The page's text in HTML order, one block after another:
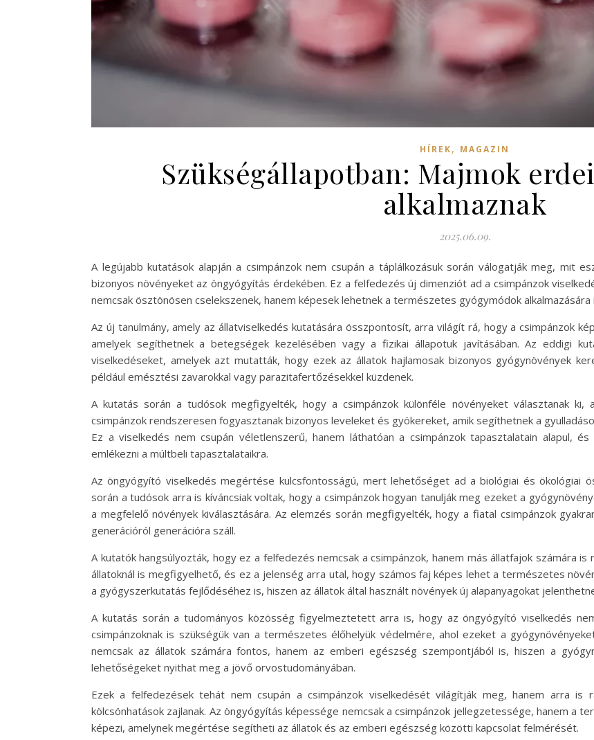
HÍREK, MAGAZIN
Szükségállapotban: Majmok
alkalmaznak
2025.06.09.
A legújabb kutatások alapján a csimpánzok nem csupán a táplálkozásuk során válogatják meg, mit
bizonyos növényeket az öngyógyítás érdekében. Ez a felfedezés új dimenziót ad a csimpánzok
nemcsak ösztönösen cselekszenek, hanem képesek lehetnek a természetes gyógymódok alkalmazására
Az új tanulmány, amely az állatviselkedés kutatására összpontosít, arra világít rá, hogy a csimpánzok
amelyek segíthetnek a betegségek kezelésében vagy a fizikai állapotuk javításában. Az eddigi
viselkedéseket, amelyek azt mutatták, hogy ezek az állatok hajlamosak bizonyos gyógynövények
például emésztési zavarokkal vagy parazitafertőzésekkel küzdenek.
A kutatás során a tudósok megfigyelték, hogy a csimpánzok különféle növényeket választanak ki,
csimpánzok rendszeresen fogyasztanak bizonyos leveleket és gyökereket, amik segíthetnek a
Ez a viselkedés nem csupán véletlenszerű, hanem láthatóan a csimpánzok tapasztalatain alapul,
emlékezni a múltbeli tapasztalataikra.
Az öngyógyító viselkedés megértése kulcsfontosságú, mert lehetőséget ad a biológiai és ökológiai
során a tudósok arra is kíváncsiak voltak, hogy a csimpánzok hogyan tanulják meg ezeket a
a megfelelő növények kiválasztására. Az elemzés során megfigyelték, hogy a fiatal csimpánzok
generációról generációra száll.
A kutatók hangsúlyozták, hogy ez a felfedezés nemcsak a csimpánzok, hanem más állatfajok számára
állatoknál is megfigyelhető, és ez a jelenség arra utal, hogy számos faj képes lehet a természetes
a gyógyszerkutatás fejlődéséhez is, hiszen az állatok által használt növények új alapanyagokat
A kutatás során a tudományos közösség figyelmeztetett arra is, hogy az öngyógyító viselkedés
csimpánzoknak is szükségük van a természetes élőhelyük védelmére, ahol ezeket a
nemcsak az állatok számára fontos, hanem az emberi egészség szempontjából is, hiszen a
lehetőségeket nyithat meg a jövő orvostudományában.
Ezek a felfedezések tehát nem csupán a csimpánzok viselkedését világítják meg, hanem arra is
kölcsönhatások zajlanak. Az öngyógyítás képessége nemcsak a csimpánzok jellegzetessége, hanem a
képezi, amelynek megértése segítheti az állatok és az emberi egészség közötti kapcsolat felmérését.